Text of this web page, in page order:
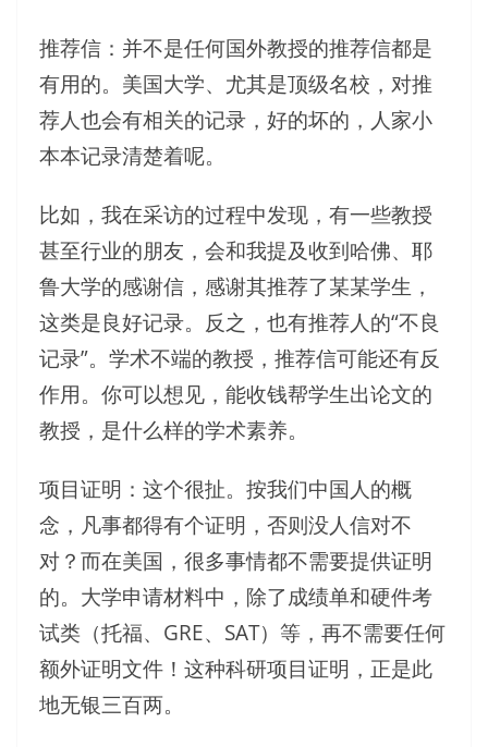
推荐信：并不是任何国外教授的推荐信都是
有用的。美国大学、尤其是顶级名校，对推
荐人也会有相关的记录，好的坏的，人家小
本本记录清楚着呢。
比如，我在采访的过程中发现，有一些教授
甚至行业的朋友，会和我提及收到哈佛、耶
鲁大学的感谢信，感谢其推荐了某某学生，
这类是良好记录。反之，也有推荐人的“不良
记录”。学术不端的教授，推荐信可能还有反
作用。你可以想见，能收钱帮学生出论文的
教授，是什么样的学术素养。
项目证明：这个很扯。按我们中国人的概
念，凡事都得有个证明，否则没人信对不
对？而在美国，很多事情都不需要提供证明
的。大学申请材料中，除了成绩单和硬件考
试类（托福、GRE、SAT）等，再不需要任何
额外证明文件！这种科研项目证明，正是此
地无银三百两。